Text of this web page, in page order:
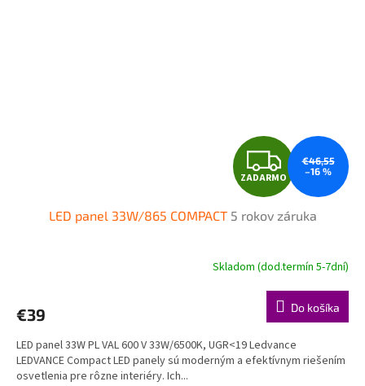
Z
A
D
A
R
M
O
ZADARMO
€46,55
–16 %
LED panel 33W/865 COMPACT 5 rokov záruka
Skladom (dod.termín 5-7dní)
€39 Do košíka
LED panel 33W PL VAL 600 V 33W/6500K, UGR<19 Ledvance
LEDVANCE Compact LED panely sú moderným a efektívnym riešením
osvetlenia pre rôzne interiéry. Ich...